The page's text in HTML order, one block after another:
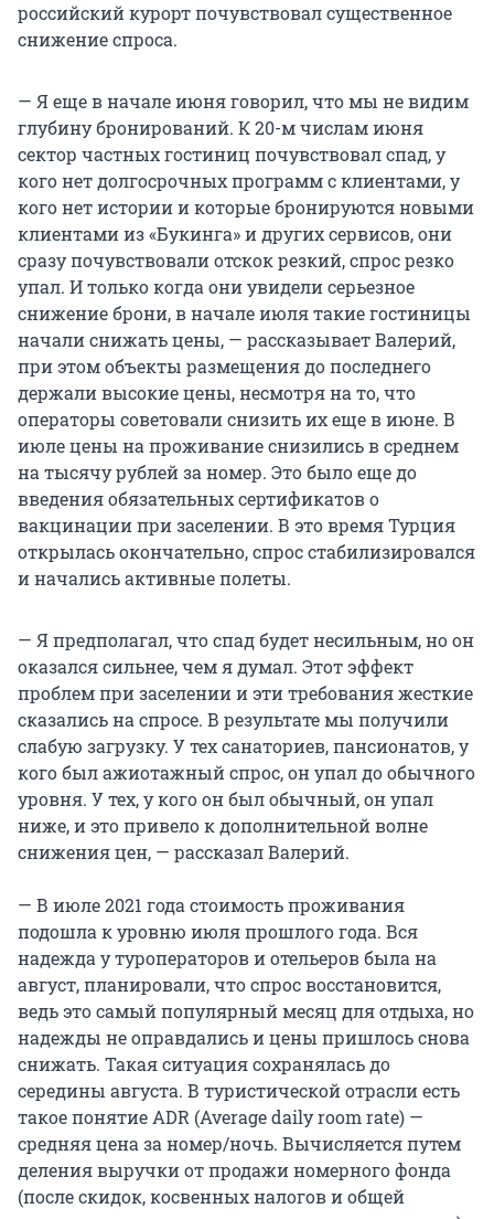
российский курорт почувствовал существенное
снижение спроса.
— Я еще в начале июня говорил, что мы не видим
глубину бронирований. К 20-м числам июня
сектор частных гостиниц почувствовал спад, у
кого нет долгосрочных программ с клиентами, у
кого нет истории и которые бронируются новыми
клиентами из «Букинга» и других сервисов, они
сразу почувствовали отскок резкий, спрос резко
упал. И только когда они увидели серьезное
снижение брони, в начале июля такие гостиницы
начали снижать цены, — рассказывает Валерий,
при этом объекты размещения до последнего
держали высокие цены, несмотря на то, что
операторы советовали снизить их еще в июне. В
июле цены на проживание снизились в среднем
на тысячу рублей за номер. Это было еще до
введения обязательных сертификатов о
вакцинации при заселении. В это время Турция
открылась окончательно, спрос стабилизировался
и начались активные полеты.
— Я предполагал, что спад будет несильным, но он
оказался сильнее, чем я думал. Этот эффект
проблем при заселении и эти требования жесткие
сказались на спросе. В результате мы получили
слабую загрузку. У тех санаториев, пансионатов, у
кого был ажиотажный спрос, он упал до обычного
уровня. У тех, у кого он был обычный, он упал
ниже, и это привело к дополнительной волне
снижения цен, — рассказал Валерий.
— В июле 2021 года стоимость проживания
подошла к уровню июля прошлого года. Вся
надежда у туроператоров и отельеров была на
август, планировали, что спрос восстановится,
ведь это самый популярный месяц для отдыха, но
надежды не оправдались и цены пришлось снова
снижать. Такая ситуация сохранялась до
середины августа. В туристической отрасли есть
такое понятие ADR (Average daily room rate) —
средняя цена за номер/ночь. Вычисляется путем
деления выручки от продажи номерного фонда
(после скидок, косвенных налогов и общей